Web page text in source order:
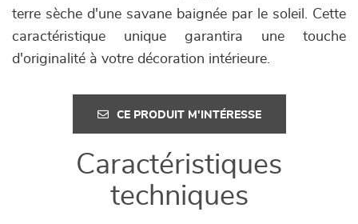
terre sèche d'une savane baignée par le soleil. Cette
caractéristique unique garantira une touche
d'originalité à votre décoration intérieure.
CE PRODUIT M'INTÉRESSE
Caractéristiques
techniques